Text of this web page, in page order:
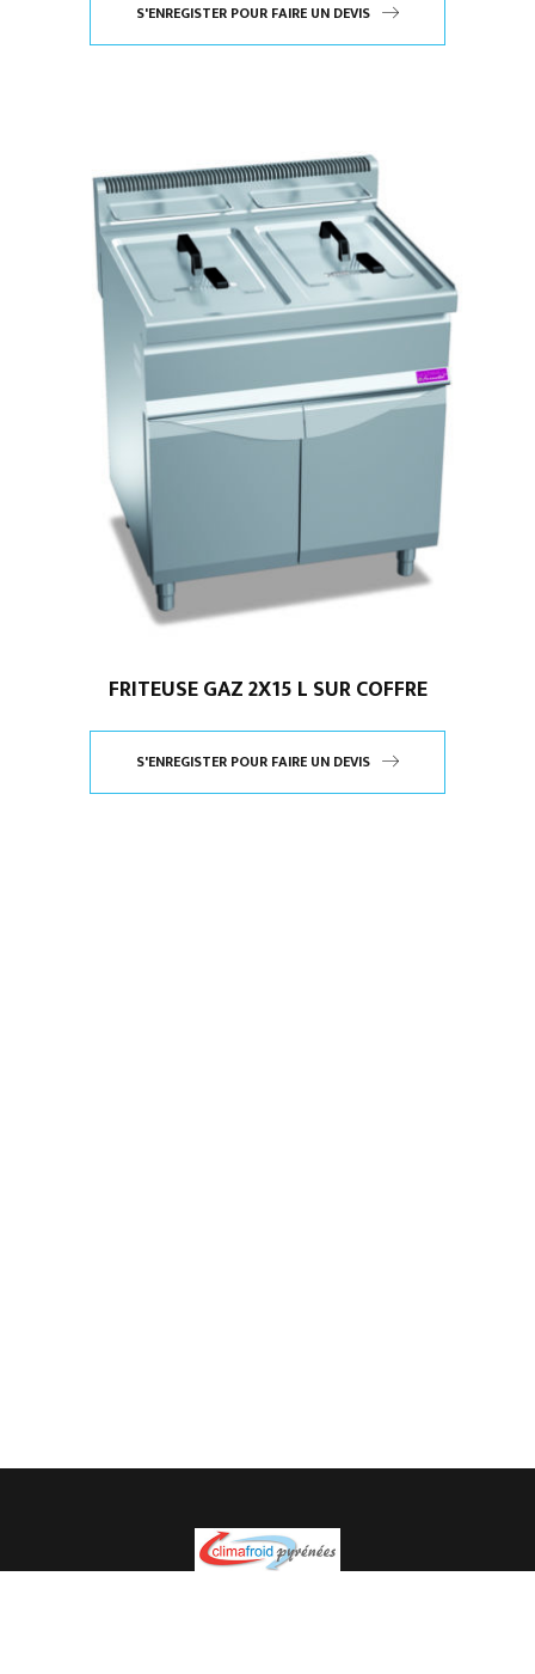
S'ENREGISTER POUR FAIRE UN DEVIS
FRITEUSE GAZ 2X15 L SUR COFFRE
S'ENREGISTER POUR FAIRE UN DEVIS